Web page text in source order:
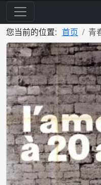
您当前的位置: 首页 青